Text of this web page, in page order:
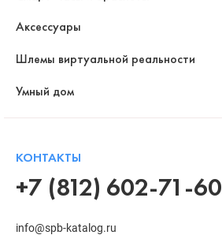
Аксессуары
Шлемы виртуальной реальности
Умный дом
КОНТАКТЫ
+7 (812) 602-71-60
info@spb-katalog.ru